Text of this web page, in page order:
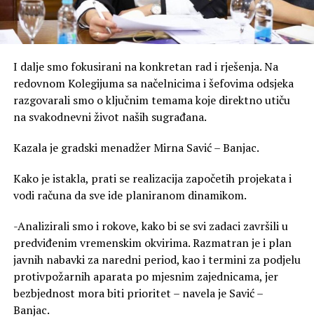
I dalje smo fokusirani na konkretan rad i rješenja. Na
redovnom Kolegijuma sa načelnicima i šefovima odsjeka
razgovarali smo o ključnim temama koje direktno utiču
na svakodnevni život naših sugrađana.
Kazala je gradski menadžer Mirna Savić – Banjac.
Kako je istakla, prati se realizacija započetih projekata i
vodi računa da sve ide planiranom dinamikom.
-Analizirali smo i rokove, kako bi se svi zadaci završili u
predviđenim vremenskim okvirima. Razmatran je i plan
javnih nabavki za naredni period, kao i termini za podjelu
protivpožarnih aparata po mjesnim zajednicama, jer
bezbjednost mora biti prioritet – navela je Savić –
Banjac.